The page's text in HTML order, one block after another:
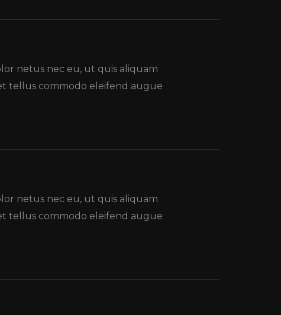
netus nec eu, ut quis aliquam
tellus commodo eleifend augue
netus nec eu, ut quis aliquam
tellus commodo eleifend augue